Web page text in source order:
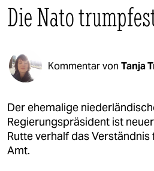
politik
öko
gesellschaft
kultur
sport
Die Nato
Kommentar von Tanja
Der ehemalige
Regierungspräsident ist
Rutte verhalf das
Amt.